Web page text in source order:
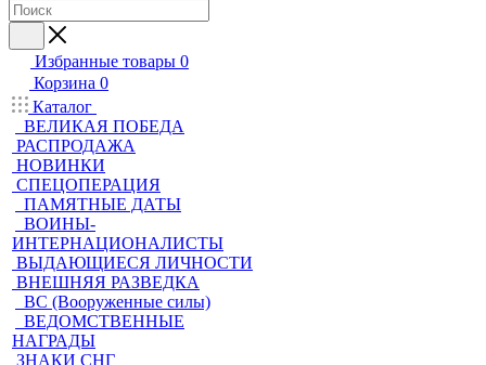
Избранные товары 0
Корзина 0
Каталог
ВЕЛИКАЯ ПОБЕДА
РАСПРОДАЖА
НОВИНКИ
СПЕЦОПЕРАЦИЯ
ПАМЯТНЫЕ ДАТЫ
ВОИНЫ-
ИНТЕРНАЦИОНАЛИСТЫ
ВЫДАЮЩИЕСЯ ЛИЧНОСТИ
ВНЕШНЯЯ РАЗВЕДКА
ВС (Вооруженные силы)
ВЕДОМСТВЕННЫЕ
НАГРАДЫ
ЗНАКИ СНГ